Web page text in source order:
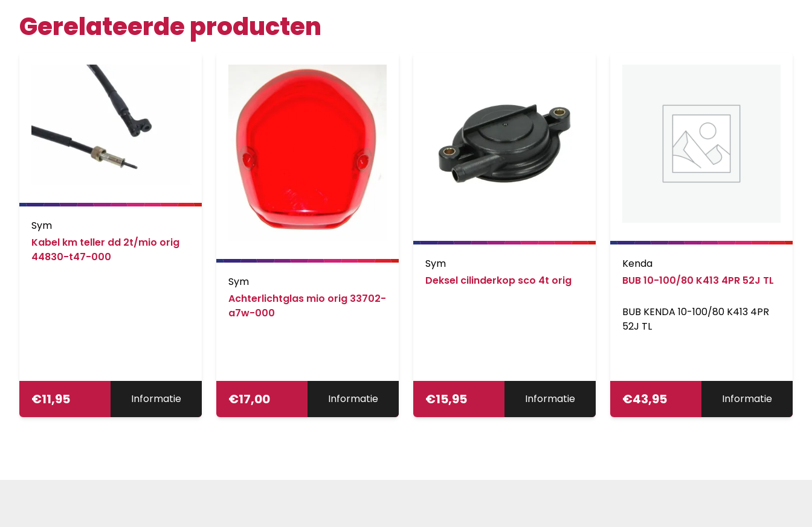
Gerelateerde producten
Sym
Kabel km teller dd 2t/mio orig
44830-t47-000
€11,95 Informatie
Sym
Achterlichtglas mio orig 33702-
a7w-000
€17,00 Informatie
Sym
Deksel cilinderkop sco 4t orig
€15,95 Informatie
Kenda
BUB 10-100/80 K413 4PR 52J TL
BUB KENDA 10-100/80 K413 4PR
52J TL
€43,95 Informatie